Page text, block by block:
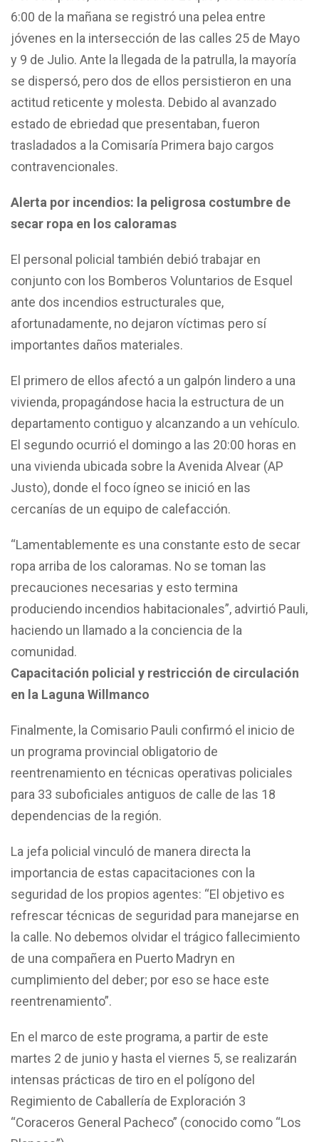
6:00 de la mañana se registró una pelea entre
jóvenes en la intersección de las calles 25 de Mayo
y 9 de Julio. Ante la llegada de la patrulla, la mayoría
se dispersó, pero dos de ellos persistieron en una
actitud reticente y molesta. Debido al avanzado
estado de ebriedad que presentaban, fueron
trasladados a la Comisaría Primera bajo cargos
contravencionales.
Alerta por incendios: la peligrosa costumbre de
secar ropa en los caloramas
El personal policial también debió trabajar en
conjunto con los Bomberos Voluntarios de Esquel
ante dos incendios estructurales que,
afortunadamente, no dejaron víctimas pero sí
importantes daños materiales.
El primero de ellos afectó a un galpón lindero a una
vivienda, propagándose hacia la estructura de un
departamento contiguo y alcanzando a un vehículo.
El segundo ocurrió el domingo a las 20:00 horas en
una vivienda ubicada sobre la Avenida Alvear (AP
Justo), donde el foco ígneo se inició en las
cercanías de un equipo de calefacción.
“Lamentablemente es una constante esto de secar
ropa arriba de los caloramas. No se toman las
precauciones necesarias y esto termina
produciendo incendios habitacionales”, advirtió Pauli,
haciendo un llamado a la conciencia de la
comunidad.
Capacitación policial y restricción de circulación
en la Laguna Willmanco
Finalmente, la Comisario Pauli confirmó el inicio de
un programa provincial obligatorio de
reentrenamiento en técnicas operativas policiales
para 33 suboficiales antiguos de calle de las 18
dependencias de la región.
La jefa policial vinculó de manera directa la
importancia de estas capacitaciones con la
seguridad de los propios agentes: “El objetivo es
refrescar técnicas de seguridad para manejarse en
la calle. No debemos olvidar el trágico fallecimiento
de una compañera en Puerto Madryn en
cumplimiento del deber; por eso se hace este
reentrenamiento”.
En el marco de este programa, a partir de este
martes 2 de junio y hasta el viernes 5, se realizarán
intensas prácticas de tiro en el polígono del
Regimiento de Caballería de Exploración 3
“Coraceros General Pacheco” (conocido como “Los